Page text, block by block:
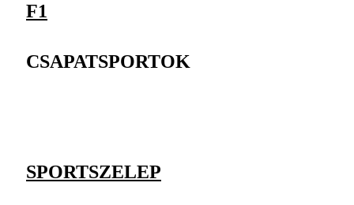
F1
CSAPATSPORTOK
SPORTSZELEP